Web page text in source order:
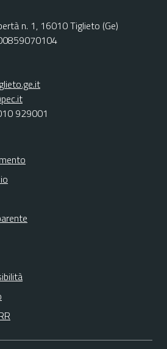
n. 1, 16010 Tiglieto (Ge)
929001